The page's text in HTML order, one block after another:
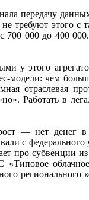
передачу
требуют этого
700 000 до 400
у этого
модели: чем
отраслевая
Работать в
— нет денег в
с
про субвенции
регионального